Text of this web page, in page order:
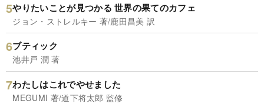
やりたいことが見つかる 世界の果てのカフェ
ジョン・ストレルキー 著/鹿田昌美 訳
ブティック
池井戸 潤 著
わたしはこれでやせました
MEGUMI 著/道下将太郎 監修